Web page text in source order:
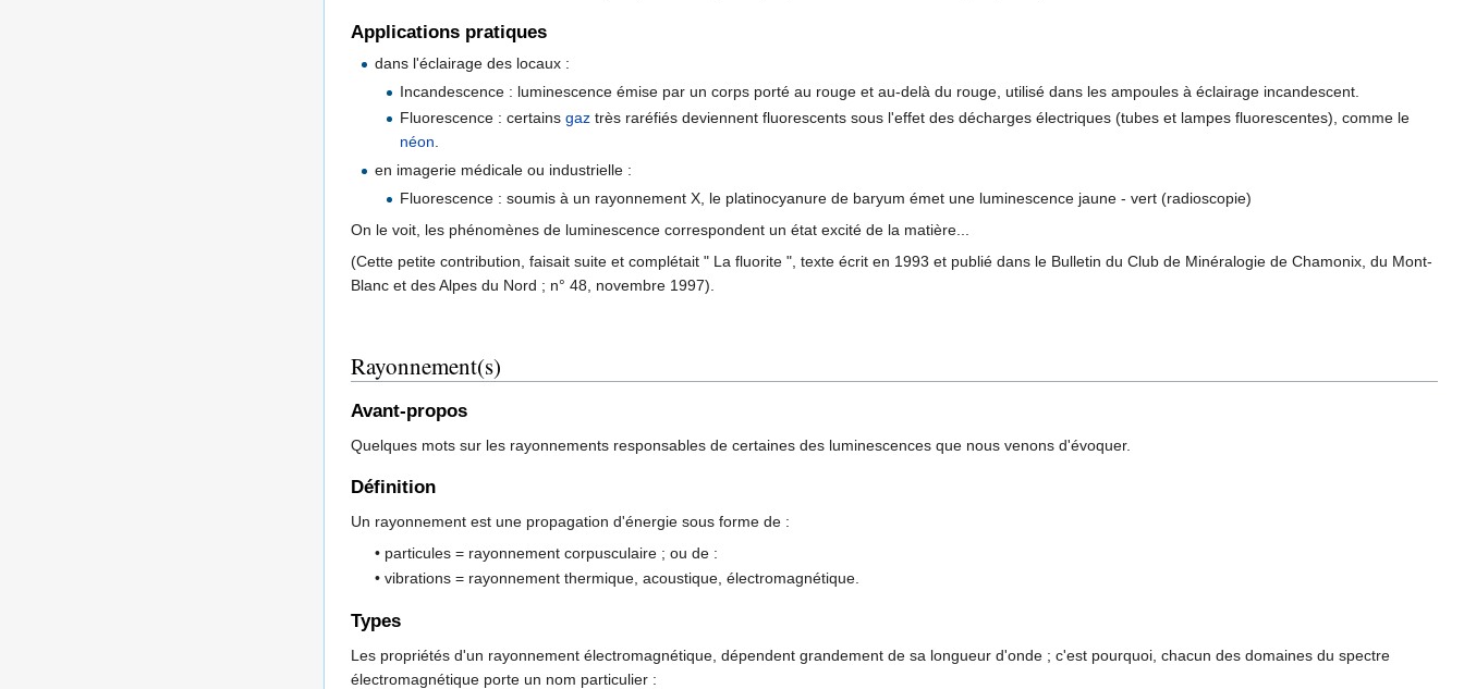
Applications pratiques
dans l'éclairage des locaux :
Incandescence : luminescence émise par un corps porté au rouge et au-delà du rouge, utilisé dans les ampoules à éclairage incandescent.
Fluorescence : certains gaztrès raréfiés deviennent fluorescents sous l'effet des décharges électriques (tubes et lampes fluorescentes), comme le
néon
en imagerie médicale ou industrielle :
Fluorescence : soumis à un rayonnement X, le platinocyanure de baryum émet une luminescence jaune - vert (radioscopie)
On le voit, les phénomènes de luminescence correspondent un état excité de la matière...
(Cette petite contribution, faisait suite et complétait " La fluorite ", texte écrit en 1993 et publié dans le Bulletin du Club de Minéralogie de Chamonix, du Mont-
Blanc et des Alpes du Nord ; n° 48, novembre 1997).
Rayonnement(s)
Avant-propos
Quelques mots sur les rayonnements responsables de certaines des luminescences que nous venons d'évoquer.
Définition
Un rayonnement est une propagation d'énergie sous forme de :
• particules = rayonnement corpusculaire ; ou de :
• vibrations = rayonnement thermique, acoustique, électromagnétique.
Types
Les propriétés d'un rayonnement électromagnétique, dépendent grandement de sa longueur d'onde ; c'est pourquoi, chacun des domaines du spectre
électromagnétique porte un nom particulier :